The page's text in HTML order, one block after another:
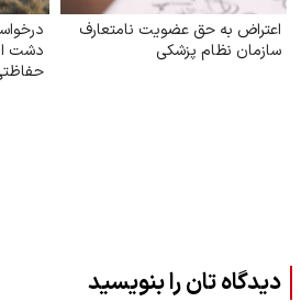
اعتراض به حق عضویت نامتعارف
سازمان نظام پزشکی
دشت
دیدگاه تان را بنویسید